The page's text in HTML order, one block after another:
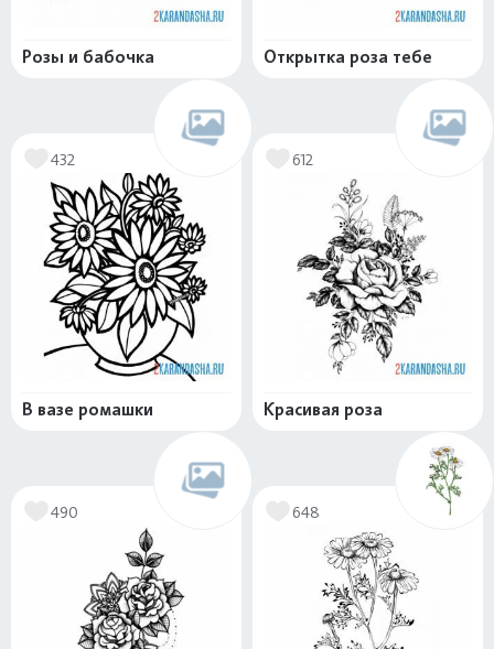
Розы и бабочка Открытка роза тебе
432
В вазе ромашки
612
Красивая роза
490 648